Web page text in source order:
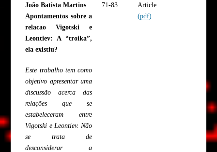
João Batista Martins
Apontamentos sobre a
relacao Vigotski e
Leontiev: A “troika”,
ela existiu?
Este trabalho tem como
objetivo apresentar uma
discussão acerca das
relações que se
estabeleceram entre
Vigotski e Leontiev. Não
se trata de
desconsiderar a
71-83
Article
(pdf)